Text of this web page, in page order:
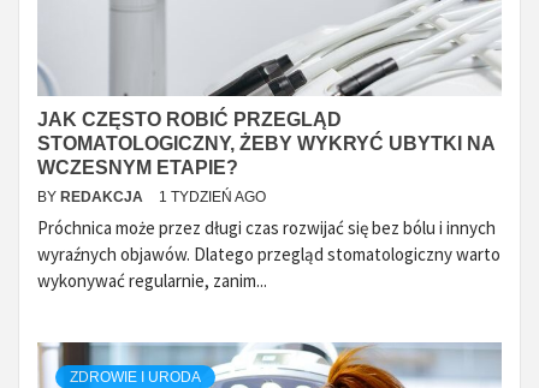
JAK CZĘSTO ROBIĆ PRZEGLĄD
STOMATOLOGICZNY, ŻEBY WYKRYĆ UBYTKI NA
WCZESNYM ETAPIE?
BY REDAKCJA 1 TYDZIEŃ AGO
Próchnica może przez długi czas rozwijać się bez bólu i innych
wyraźnych objawów. Dlatego przegląd stomatologiczny warto
wykonywać regularnie, zanim...
ZDROWIE I URODA